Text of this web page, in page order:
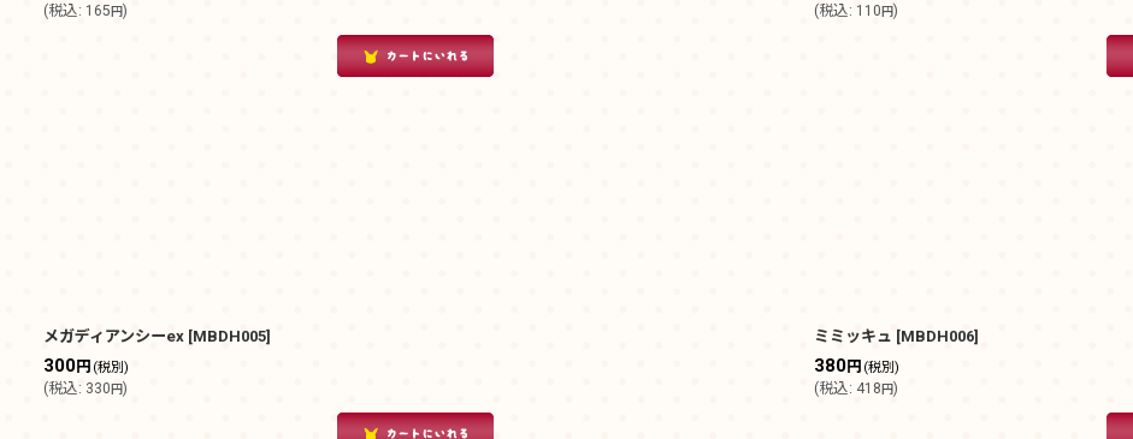
(税込: 165円) (税込: 110円)
メガディアンシーex [MBDH005]
300円 (税別)
(税込: 330円)
ミミッキュ [MBDH006]
380円 (税別)
(税込: 418円)